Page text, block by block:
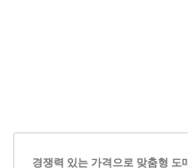
경쟁력 있는 가격으로 맞춤형